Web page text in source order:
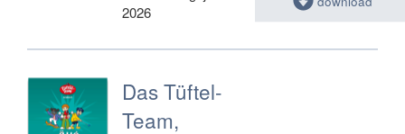
2026
Das Tüftel-
Team,